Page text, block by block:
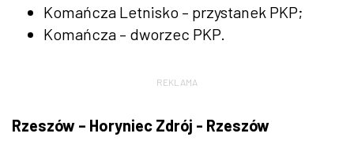
Komańcza Letnisko – przystanek PKP;
Komańcza – dworzec PKP.
REKLAMA
Rzeszów – Horyniec Zdrój - Rzeszów